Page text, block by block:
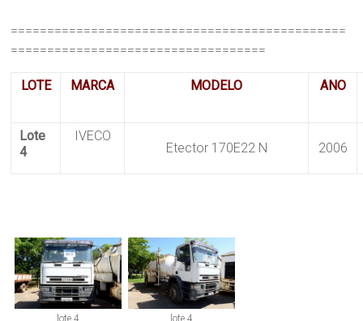
==============================================
===================================
LOTE MARCA MODELO ANO
Lote
4
IVECO
Etector 170E22 N 2006
lote 4 lote 4